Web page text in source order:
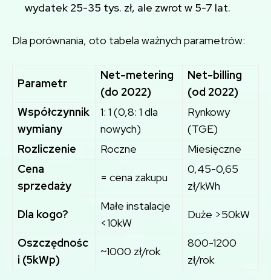
wydatek 25-35 tys. zł, ale zwrot w 5-7 lat.
Dla porównania, oto tabela ważnych parametrów:
Parametr
Net-metering
(do 2022)
Net-billing
(od 2022)
Współczynnik
wymiany
1: 1 (0,8: 1 dla
nowych)
Rynkowy
(TGE)
Rozliczenie
Roczne
Miesięczne
Cena
sprzedaży
= cena zakupu
0,45-0,65
zł/kWh
Dla kogo?
Małe instalacje
<10kW
Duże >50kW
Oszczędnośc
i (5kWp)
~1000 zł/rok
800-1200
zł/rok